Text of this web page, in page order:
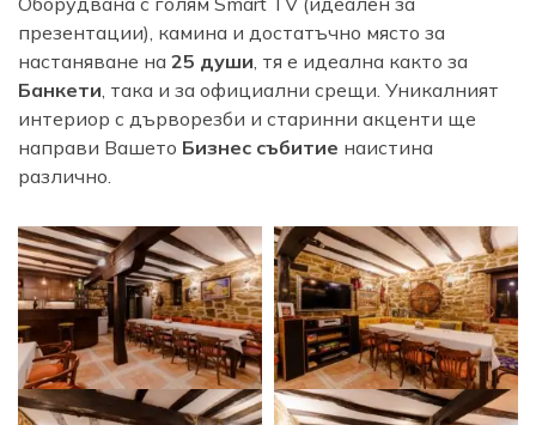
презентации), камина и достатъчно място за
настаняване на 25 души, тя е идеална както за
Банкети, така и за официални срещи. Уникалният
интериор с дърворезби и старинни акценти ще
направи Вашето Бизнес събитие наистина
различно.